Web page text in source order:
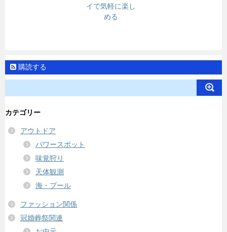
イで気軽に楽し
める
購読する
カテゴリー
アウトドア
パワースポット
味覚狩り
天体観測
海・プール
ファッション関係
冠婚葬祭関連